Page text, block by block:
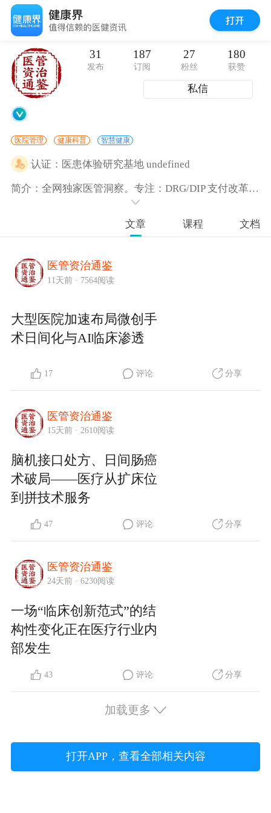
31
发布
187
订阅
27
粉丝
180
获赞
私信
医院管理 健康科普 智慧健康
认证： 医患体验研究基地 undefined
简介：全网独家医管洞察。专注：DRG/DIP 支付改革深度解读、三甲医院管理实践案例、医疗行业政策趋势研判、医院精细化运营策略。已发布：50+研究报告。公众号：医管资治通鉴。
文章 课程 文档
医管资治通鉴
11天前 · 7564阅读
大型医院加速布局微创手
术日间化与AI临床渗透
17 评论 分享
医管资治通鉴
15天前 · 2610阅读
脑机接口处方、日间肠癌
术破局——医疗从扩床位
到拼技术服务
47 评论 分享
医管资治通鉴
24天前 · 6230阅读
一场“临床创新范式”的结
构性变化正在医疗行业内
部发生
43 评论 分享
加载更多
打开APP，查看全部相关内容